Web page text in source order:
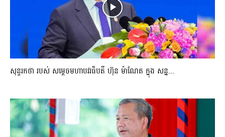
សុន្ទរកថា របស់ សម្ដេចមហាបវរធិបតី ហ៊ុន ម៉ាណែត ក្នុង សន្ន...